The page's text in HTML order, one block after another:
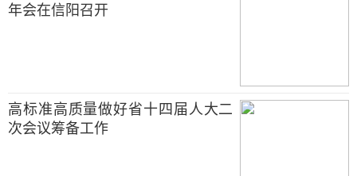
年会在信阳召开
高标准高质量做好省十四届人大二
次会议筹备工作